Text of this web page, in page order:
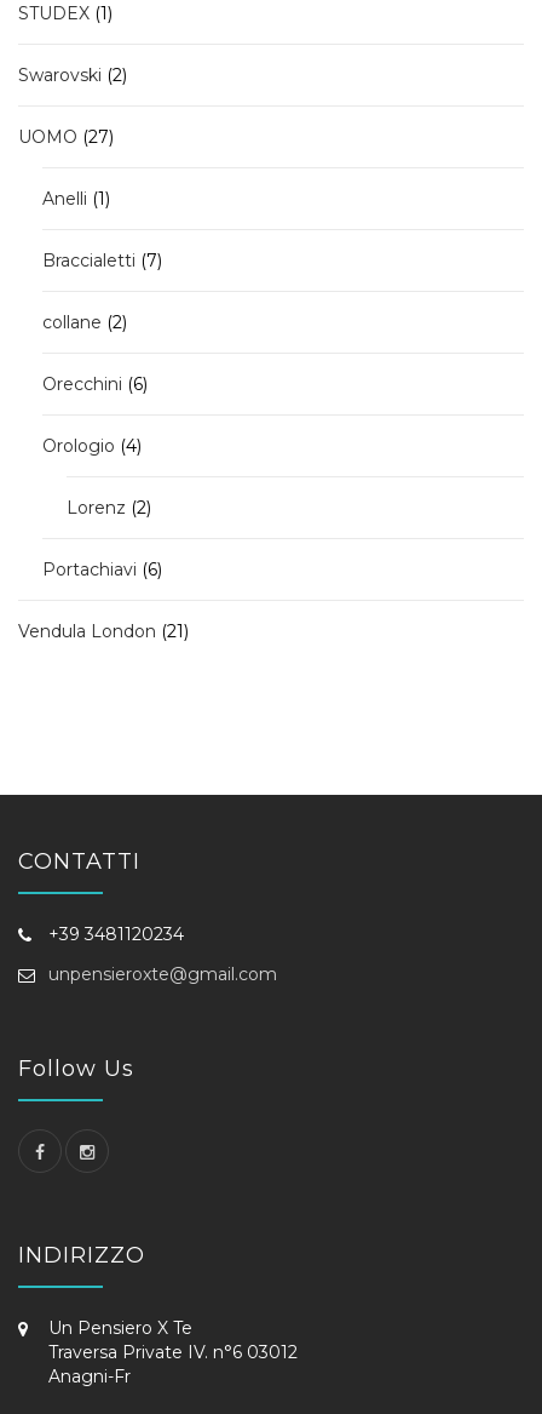
STUDEX 11
Swarovski 22
UOMO 2727
Anelli 11
Braccialetti 77
collane 22
Orecchini
66
Orologio 44
Lorenz 22
Portachiavi
66
Vendula London 2121
CONTATTI
+39 3481120234
unpensieroxte@gmail.com
Follow Us
INDIRIZZO
Un Pensiero X Te
Traversa Private IV. n°6 03012
Anagni-Fr